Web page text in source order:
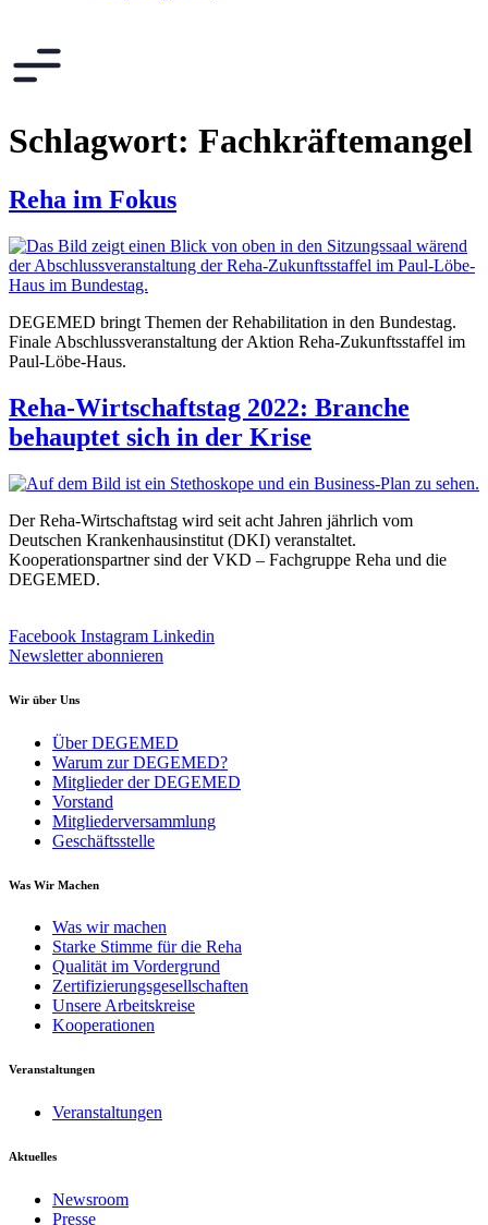
Schlagwort: Fachkräftemangel
Reha im Fokus
DEGEMED bringt Themen der Rehabilitation in den Bundestag.
Finale Abschlussveranstaltung der Aktion Reha-Zukunftsstaffel im
Paul-Löbe-Haus.
Reha-Wirtschaftstag 2022: Branche
behauptet sich in der Krise
Der Reha-Wirtschaftstag wird seit acht Jahren jährlich vom
Deutschen Krankenhausinstitut (DKI) veranstaltet.
Kooperationspartner sind der VKD – Fachgruppe Reha und die
DEGEMED.
Facebook Instagram Linkedin
Newsletter abonnieren
Wir über Uns
Über DEGEMED
Warum zur DEGEMED?
Mitglieder der DEGEMED
Vorstand
Mitgliederversammlung
Geschäftsstelle
Was Wir Machen
Was wir machen
Starke Stimme für die Reha
Qualität im Vordergrund
Zertifizierungsgesellschaften
Unsere Arbeitskreise
Kooperationen
Veranstaltungen
Veranstaltungen
Aktuelles
Newsroom
Presse